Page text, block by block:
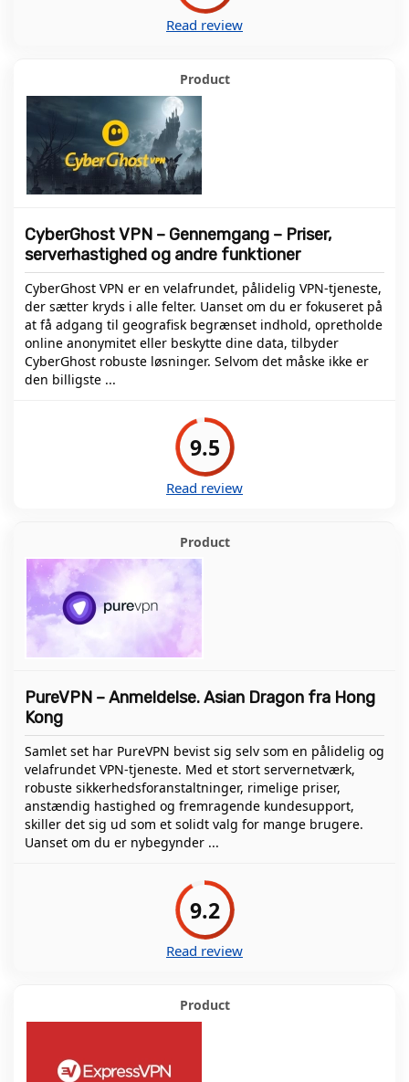
Read review
CyberGhost VPN – Gennemgang – Priser,
serverhastighed og andre funktioner
CyberGhost VPN er en velafrundet, pålidelig VPN-tjeneste,
der sætter kryds i alle felter. Uanset om du er fokuseret på
at få adgang til geografisk begrænset indhold, opretholde
online anonymitet eller beskytte dine data, tilbyder
CyberGhost robuste løsninger. Selvom det måske ikke er
den billigste ...
9.5
Read review
PureVPN – Anmeldelse. Asian Dragon fra Hong
Kong
Samlet set har PureVPN bevist sig selv som en pålidelig og
velafrundet VPN-tjeneste. Med et stort servernetværk,
robuste sikkerhedsforanstaltninger, rimelige priser,
anstændig hastighed og fremragende kundesupport,
skiller det sig ud som et solidt valg for mange brugere.
Uanset om du er nybegynder ...
9.2
Read review